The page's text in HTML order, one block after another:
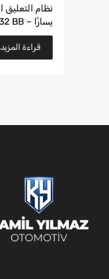
يسارًا – JC46 5F132 BB
قراءة المزيد